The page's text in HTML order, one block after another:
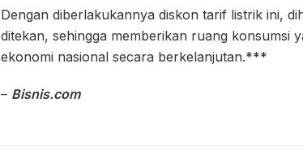
Dengan diberlakukannya diskon tarif listrik ini,
ditekan, sehingga memberikan ruang konsumsi
ekonomi nasional secara berkelanjutan.***
– Bisnis.com